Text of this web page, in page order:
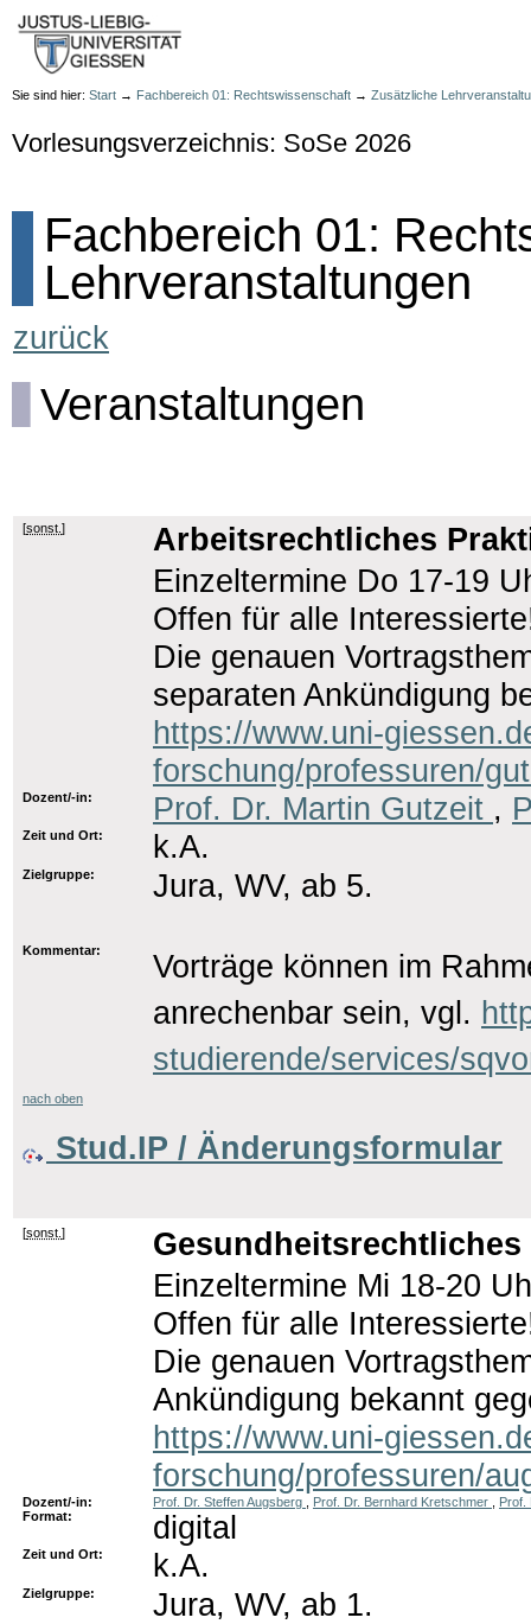
Sie sind hier: Start → Fachbereich 01: Rechtswissenschaft → Zusätzliche
Vorlesungsverzeichnis: SoSe 2026
Fachbereich 01:
Lehrveranstaltungen
zurück
Veranstaltungen
[sonst. ]
Arbeitsrechtliches
Einzeltermine Do 17-19
Offen für alle
Die genauen
separaten Ankündigung
https://www.uni-
forschung/professuren/
Dozent/-in: Prof. Dr. Martin Gutzeit ,
Zeit und Ort: k.A.
Zielgruppe: Jura, WV, ab 5.
Kommentar:
Vorträge können im
anrechenbar sein, vgl.
studierende/services/
nach oben
Stud.IP / Änderungsformular
[sonst. ]
Einzeltermine Mi 18-20
Offen für alle
Die genauen
Ankündigung bekannt
https://www.uni-
forschung/professuren/
Dozent/-in: Prof. Dr. Steffen Augsberg Prof. Dr. Bernhard Kretschmer
Prof.
Format:
digital
Zeit und Ort: k.A.
Zielgruppe: Jura, WV, ab 1.